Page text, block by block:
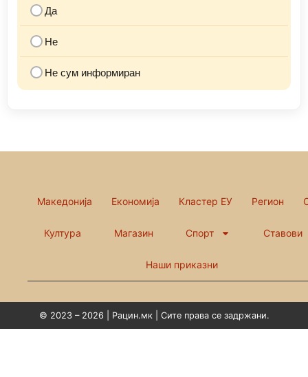
Да
Не
Не сум информиран
Македонија Економија Кластер ЕУ Регион
Култура Магазин Спорт Ставови
Наши приказни
© 2023 – 2026 | Рацин.мк | Сите права се задржани.